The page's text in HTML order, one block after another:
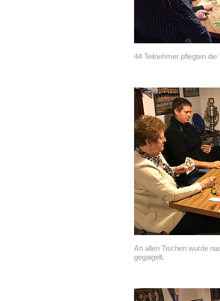
44 Teilnehmer pflegten
An allen Tischen wurde
gegaigelt.